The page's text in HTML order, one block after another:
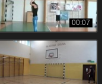
00:07